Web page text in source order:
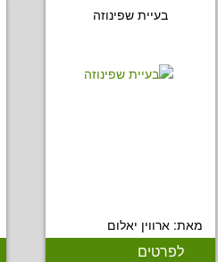
בעיית שפינוזה
מאת: ארווין יאלום
לפרטים